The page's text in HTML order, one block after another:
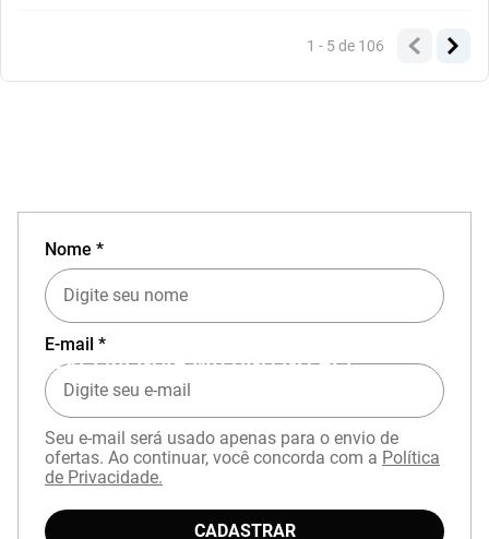
1 - 5de 106
EXPERIÊNCIA MIZUNO NO APP
Nome *
E-mail *
Seu e-mail será usado apenas para o envio de
ofertas. Ao continuar, você concorda com a Política
de Privacidade.
CADASTRAR